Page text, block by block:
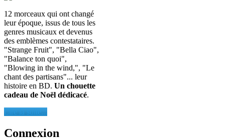
12 morceaux qui ont changé
leur époque, issus de tous les
genres musicaux et devenus
des emblèmes contestataires.
"Strange Fruit", "Bella Ciao",
"Balance ton quoi",
"Blowing in the wind,", "Le
chant des partisans"... leur
histoire en BD. Un chouette
cadeau de Noël dédicacé.
Lire la suite...
Connexion